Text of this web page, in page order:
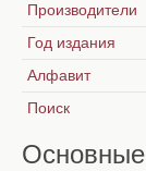
Производители
Год издания
Алфавит
Поиск
Основные